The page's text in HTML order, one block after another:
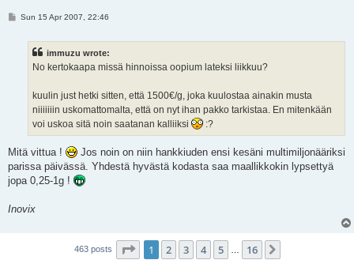
PSun 15 Apr 2007, 22:46
immuzu wrote:
No kertokaapa missä hinnoissa oopium lateksi liikkuu?
kuulin just hetki sitten, että 1500€/g, joka kuulostaa ainakin musta
niiiiiiin uskomattomalta, että on nyt ihan pakko tarkistaa. En mitenkään
voi uskoa sitä noin saatanan kalliiksi
:?
Mitä vittua !
Jos noin on niin hankkiuden ensi kesäni multimiljonääriksi
parissa päivässä. Yhdestä hyvästä kodasta saa maallikkokin lypsettyä
jopa 0,25-1g !
Inovix
463 posts Page 1of 16
1 2 3 4 5 16